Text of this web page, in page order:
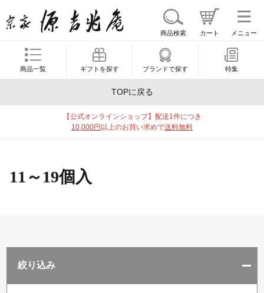
商品検索 カート メニュー
商品一覧 ギフトを探す ブランドで探す 特集
TOPに戻る
【公式オンラインショップ】配送1件につき
10,000円 以上のお買い求めで送料無料
11～19個入
絞り込み